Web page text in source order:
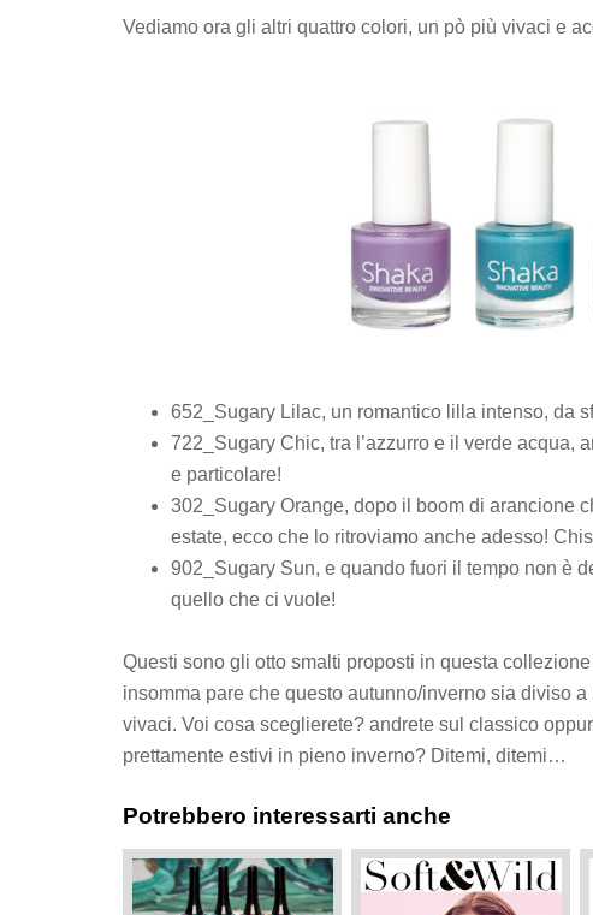
Vediamo ora gli altri quattro colori, un pò più vivaci e
652_Sugary Lilac, un romantico lilla intenso, da
722_Sugary Chic, tra l’azzurro e il verde acqua,
e particolare!
302_Sugary Orange, dopo il boom di arancione
estate, ecco che lo ritroviamo anche adesso!
902_Sugary Sun, e quando fuori il tempo non è
quello che ci vuole!
Questi sono gli otto smalti proposti in questa
insomma pare che questo autunno/inverno sia diviso
vivaci. Voi cosa sceglierete? andrete sul classico
prettamente estivi in pieno inverno? Ditemi, ditemi…
Potrebbero interessarti anche